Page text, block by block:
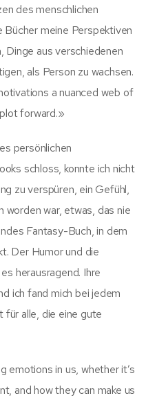
des menschlichen
Bücher meine Perspektiven
Dinge aus verschiedenen
als Person zu wachsen.
a nuanced web of
forward.»
persönlichen
schloss, konnte ich nicht
zu verspüren, ein Gefühl,
worden war, etwas, das nie
Fantasy-Buch, in dem
Der Humor und die
herausragend. Ihre
ich fand mich bei jedem
alle, die eine gute
emotions in us, whether it’s
and how they can make us